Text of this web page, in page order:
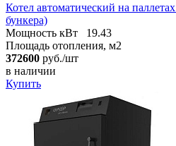
Котел автоматический на
бункера)
Мощность кВт
19.43
Площадь отопления, м2
372600 руб./шт
в наличии
Купить